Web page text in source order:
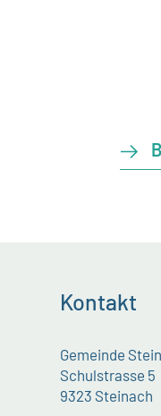
Kontakt
Gemeinde
Schulstrasse 5
9323 Steinach